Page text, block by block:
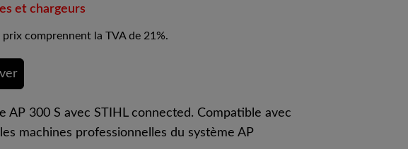
et chargeurs
prix comprennent la TVA de 21%.
AP 300 S avec STIHL connected. Compatible avec
machines professionnelles du système AP